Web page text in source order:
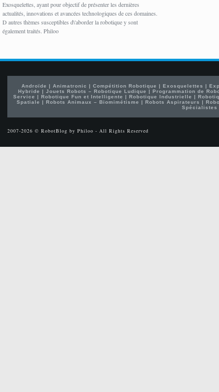
Exosquelettes, ayant pour objectif de présenter les dernières
actualités, innovations et avancées technologiques de ces domaines.
D autres thèmes susceptibles d\'aborder la robotique y sont
également traités. Philoo
Androïde | Animatronic | Compétition Robotique | Exosquelettes |
Hybride |Jouets Robots – Robotique Ludique |Programmation de
Service | Robotique Fun et Intelligente | Robotique Industrielle |
Spatiale | Robots Animaux – Biomimétisme | Robots Aspirateurs |
Spécialistes
2007-2026 © RobotBlog by Philoo - All Rights Reserved